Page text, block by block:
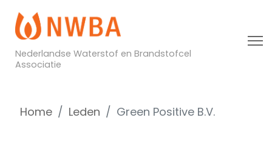
Nederlandse Waterstof en Brandstofcel
Associatie
Home Leden Green Positive B.V.